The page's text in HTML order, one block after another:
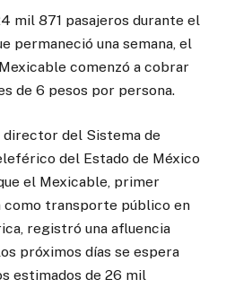
mil 871 pasajeros durante el
permaneció una semana, el
comenzó a cobrar
de 6 pesos por persona.
director del Sistema de
del Estado de México
el Mexicable, primer
transporte público en
registró una afluencia
próximos días se espera
estimados de 26 mil